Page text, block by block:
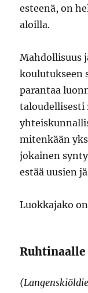
esteenä, on
aloilla.
Mahdollisuus
koulutukseen
parantaa
mitenkään
jokainen
estää uusien
Luokkajako
Ruhtinaalle